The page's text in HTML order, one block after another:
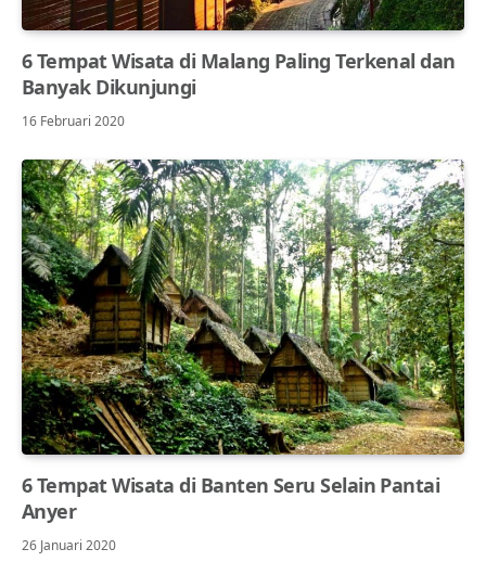
6 Tempat Wisata di Malang Paling Terkenal dan
Banyak Dikunjungi
16 Februari 2020
6 Tempat Wisata di Banten Seru Selain Pantai
Anyer
26 Januari 2020